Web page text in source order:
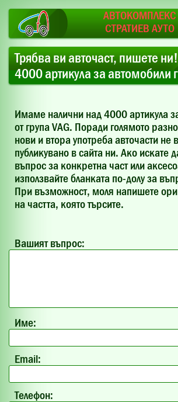
АВТОКОМПЛЕКС
СТРАТИЕВ АУТО
Трябва ви авточаст, пишете
4000 артикула за автомобили
Имаме налични над 4000 артикула
от група VAG. Поради голямото
нови и втора употреба авточасти не
публикувано в сайта ни. Ако искате
въпрос за конкретна част или
използвайте бланката по-долу за
При възможност, моля напишете
на частта, която търсите.
Вашият въпрос:
Име:
Email:
Телефон: